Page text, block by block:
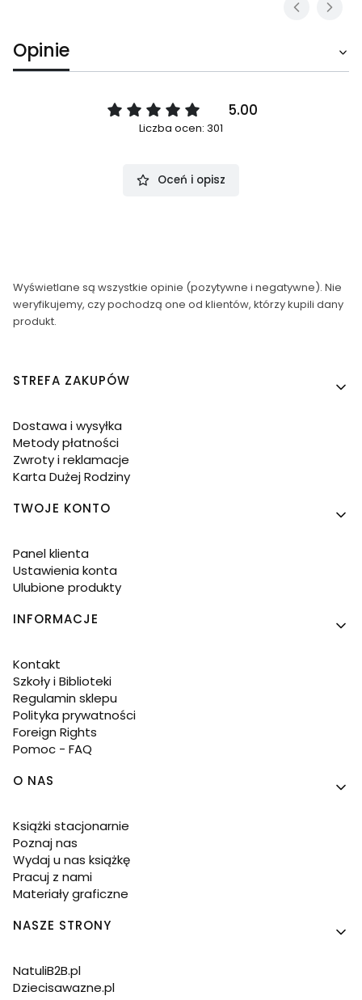
Opinie
5.00
Liczba ocen: 301
Oceń i opisz
Wyświetlane są wszystkie opinie (pozytywne i negatywne). Nie
weryfikujemy, czy pochodzą one od klientów, którzy kupili dany
produkt.
Linki w stopce
STREFA ZAKUPÓW
Dostawa i wysyłka
Metody płatności
Zwroty i reklamacje
Karta Dużej Rodziny
TWOJE KONTO
Panel klienta
Ustawienia konta
Ulubione produkty
INFORMACJE
Kontakt
Szkoły i Biblioteki
Regulamin sklepu
Polityka prywatności
Foreign Rights
Pomoc - FAQ
O NAS
Książki stacjonarnie
Poznaj nas
Wydaj u nas książkę
Pracuj z nami
Materiały graficzne
NASZE STRONY
NatuliB2B.pl
Dziecisawazne.pl